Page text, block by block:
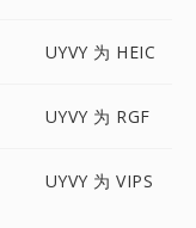
UYVY 为 HEIC
UYVY 为 RGF
UYVY 为 VIPS